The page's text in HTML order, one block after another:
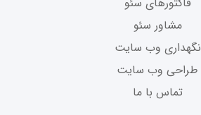
مشاور سئو
نگهداری وب سایت
طراحی وب سایت
تماس با ما